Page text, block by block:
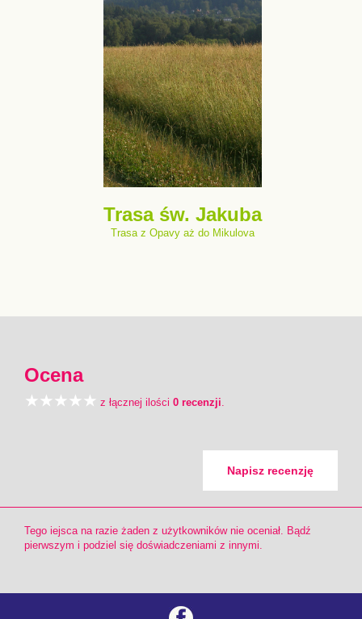
Trasa św. Jakuba
Trasa z Opavy aż do Mikulova
Ocena
z łącznej ilości 0 recenzji.
Napisz recenzję
Tego iejsca na razie żaden z użytkowników nie oceniał. Bądź
pierwszym i podziel się doświadczeniami z innymi.